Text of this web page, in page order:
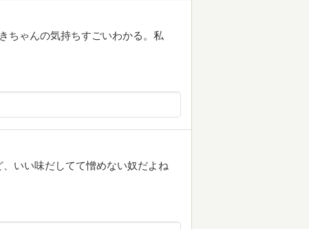
ちゃんの気持ちすごいわかる。私
いい味だしてて憎めない奴だよね